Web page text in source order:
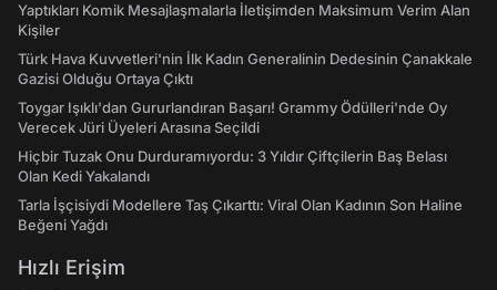
Yaptıkları Komik Mesajlaşmalarla İletişimden Maksimum Verim Alan
Kişiler
Türk Hava Kuvvetleri'nin İlk Kadın Generalinin Dedesinin Çanakkale
Gazisi Olduğu Ortaya Çıktı
Toygar Işıklı'dan Gururlandıran Başarı! Grammy Ödülleri'nde Oy
Verecek Jüri Üyeleri Arasına Seçildi
Hiçbir Tuzak Onu Durduramıyordu: 3 Yıldır Çiftçilerin Baş Belası
Olan Kedi Yakalandı
Tarla İşçisiydi Modellere Taş Çıkarttı: Viral Olan Kadının Son Haline
Beğeni Yağdı
Hızlı Erişim